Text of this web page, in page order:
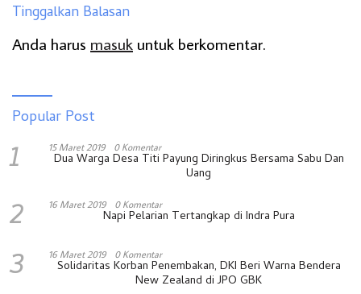
Tinggalkan Balasan
Anda harus masuk untuk berkomentar.
Popular Post
1 15 Maret 2019 0 Komentar
Dua Warga Desa Titi Payung Diringkus Bersama Sabu Dan
Uang
2 16 Maret 2019 0 Komentar
Napi Pelarian Tertangkap di Indra Pura
3 16 Maret 2019 0 Komentar
Solidaritas Korban Penembakan, DKI Beri Warna Bendera
New Zealand di JPO GBK